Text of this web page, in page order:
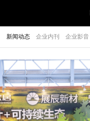
新闻动态 企业内刊 企业影音